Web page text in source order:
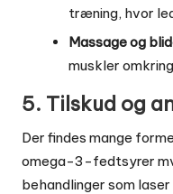
træning, hvor
Massage og
muskler
5. Tilskud og
Der findes mange
omega-3-fedtsyrer
behandlinger som